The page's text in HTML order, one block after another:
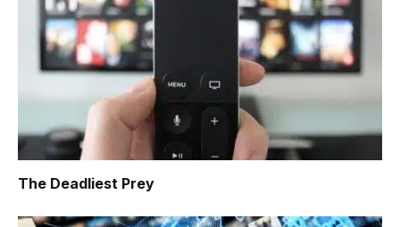
The Deadliest Prey